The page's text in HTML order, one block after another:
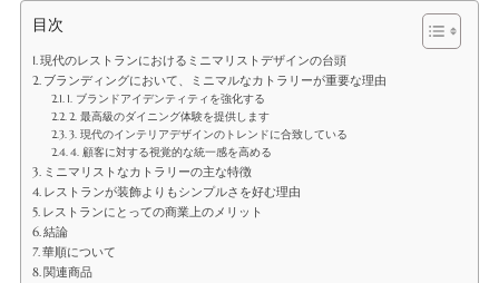
目次
現代のレストランにおけるミニマリストデザインの台頭
ブランディングにおいて、ミニマルなカトラリーが重要な理由
1. ブランドアイデンティティを強化する
2. 最高級のダイニング体験を提供します
3. 現代のインテリアデザインのトレンドに合致している
4. 顧客に対する視覚的な統一感を高める
ミニマリストなカトラリーの主な特徴
レストランが装飾よりもシンプルさを好む理由
レストランにとっての商業上のメリット
結論
華順について
関連商品